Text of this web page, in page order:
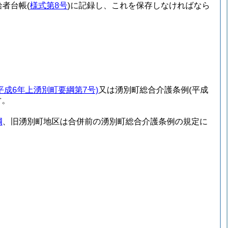
者台帳(様式第8号)に記録し、これを保存しなければなら
成6年上湧別町要綱第7号)又は湧別町総合介護条例(平成
、旧湧別町地区は合併前の湧別町総合介護条例の規定に